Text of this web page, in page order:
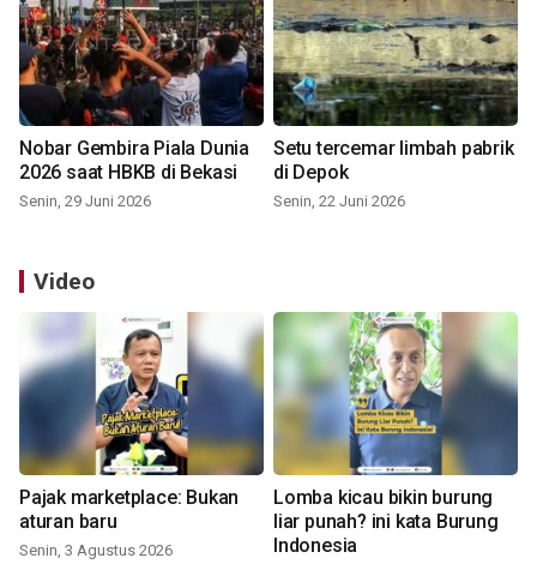
Nobar Gembira Piala Dunia
2026 saat HBKB di Bekasi
Senin, 29 Juni 2026
Setu tercemar limbah pabrik
di Depok
Senin, 22 Juni 2026
Video
Pajak marketplace: Bukan
aturan baru
Senin, 3 Agustus 2026
Lomba kicau bikin burung
liar punah? ini kata Burung
Indonesia